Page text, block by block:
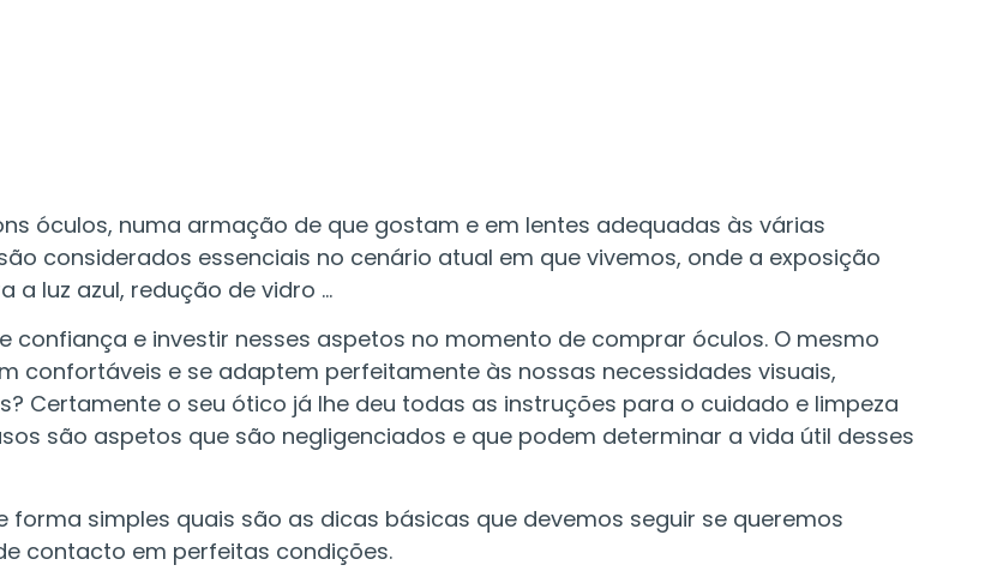
óculos, numa armação de que gostam e em lentes adequadas às várias
considerados essenciais no cenário atual em que vivemos, onde a exposição
a luz azul, redução de vidro …
e investir nesses aspetos no momento de comprar óculos. O mesmo
confortáveis ​​e se adaptem perfeitamente às nossas necessidades visuais,
Certamente o seu ótico já lhe deu todas as instruções para o cuidado e limpeza
são aspetos que são negligenciados e que podem determinar a vida útil desses
forma simples quais são as dicas básicas que devemos seguir se queremos
contacto em perfeitas condições.